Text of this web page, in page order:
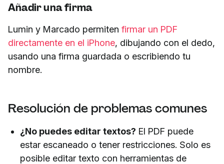
Añadir una firma
Lumin y Marcado permiten firmar un PDF
directamente en el iPhone, dibujando con el dedo,
usando una firma guardada o escribiendo tu
nombre.
Resolución de problemas comunes
¿No puedes editar textos? El PDF puede
estar escaneado o tener restricciones. Solo es
posible editar texto con herramientas de